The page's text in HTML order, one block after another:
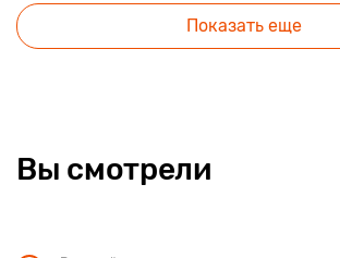
Показать еще
Вы смотрели